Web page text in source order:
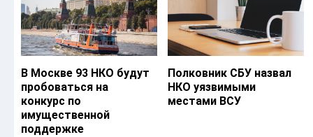
В Москве 93 НКО будут
пробоваться на
конкурс по
имущественной
поддержке
Полковник СБУ назвал
НКО уязвимыми
местами ВСУ